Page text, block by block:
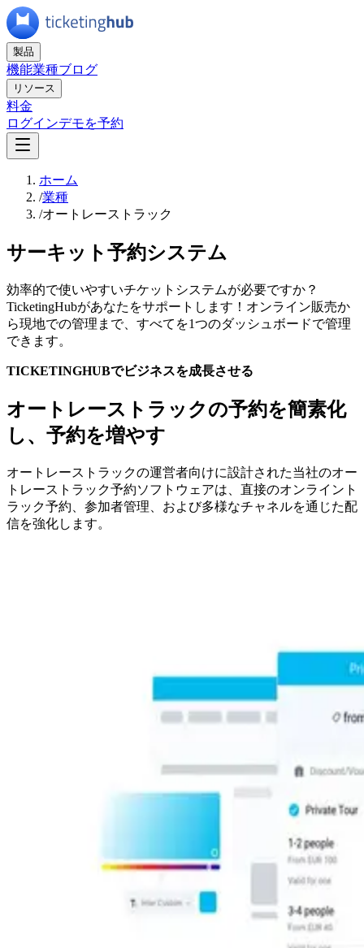
製品
機能業種ブログ
リソース
料金
ログインデモを予約
ホーム
/業種
/オートレーストラック
サーキット予約システム
効率的で使いやすいチケットシステムが必要ですか？
TicketingHubがあなたをサポートします！オンライン販売か
ら現地での管理まで、すべてを1つのダッシュボードで管理
できます。
TICKETINGHUBでビジネスを成長させる
オートレーストラックの予約を簡素化
し、予約を増やす
オートレーストラックの運営者向けに設計された当社のオー
トレーストラック予約ソフトウェアは、直接のオンライント
ラック予約、参加者管理、および多様なチャネルを通じた配
信を強化します。